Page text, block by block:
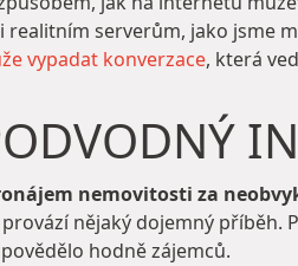
realitním serverům, jako jsme
vypadat konverzace, která
nemovitosti za
nějaký dojemný příběh.
hodně zájemců.